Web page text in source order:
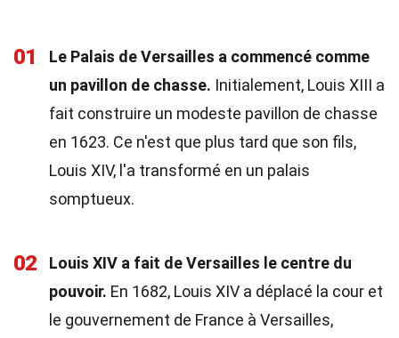
01
Le Palais de Versailles a commencé comme
un pavillon de chasse. Initialement, Louis XIII a
fait construire un modeste pavillon de chasse
en 1623. Ce n'est que plus tard que son fils,
Louis XIV, l'a transformé en un palais
somptueux.
02
Louis XIV a fait de Versailles le centre du
pouvoir. En 1682, Louis XIV a déplacé la cour et
le gouvernement de France à Versailles,